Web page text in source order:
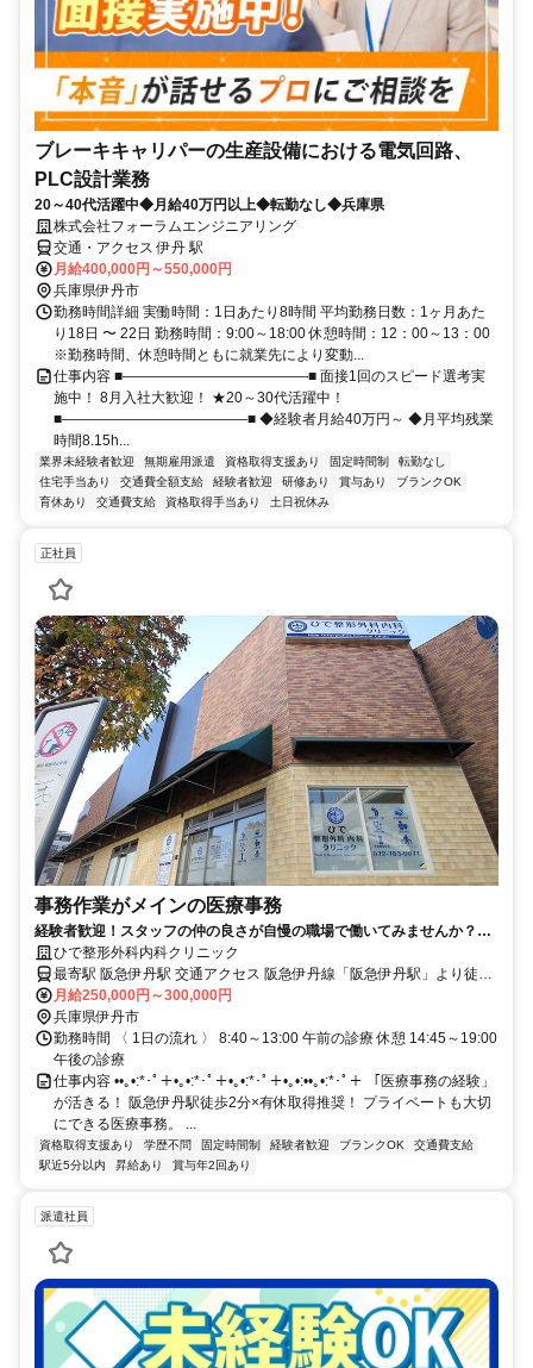
ブレーキキャリパーの生産設備における電気回路、
PLC設計業務
20～40代活躍中◆月給40万円以上◆転勤なし◆兵庫県
株式会社フォーラムエンジニアリング
交通・アクセス 伊丹 駅
月給400,000円～550,000円
兵庫県伊丹市
勤務時間詳細 実働時間：1日あたり8時間 平均勤務日数：1ヶ月あた
り18日 〜 22日 勤務時間：9:00～18:00 休憩時間：12：00～13：00
※勤務時間、休憩時間ともに就業先により変動...
仕事内容 ■―――――――――――――■ 面接1回のスピード選考実
施中！ 8月入社大歓迎！ ★20～30代活躍中！
■―――――――――――――■ ◆経験者月給40万円～ ◆月平均残業
時間8.15h...
業界未経験者歓迎 無期雇用派遣 資格取得支援あり 固定時間制
転勤なし
住宅手当あり
交通費全額支給 経験者歓迎 研修あり 賞与あり
ブランクOK
育休あり
交通費支給 資格取得手当あり 土日祝休み
正社員
事務作業がメインの医療事務
経験者歓迎！スタッフの仲の良さが自慢の職場で働いてみませんか？新
しいきれいなクリニックで駅チカ便利！
ひで整形外科内科クリニック
最寄駅 阪急伊丹駅 交通アクセス 阪急伊丹線「阪急伊丹駅」より徒歩
約2分 ✓駅近5分以内
月給250,000円～300,000円
兵庫県伊丹市
勤務時間 〈 1日の流れ 〉 8:40～13:00 午前の診療 休憩 14:45～19:00
午後の診療
仕事内容 ••｡•:*･ﾟ＋•｡•:*･ﾟ＋•｡•:*･ﾟ＋•｡•:••｡•:*･ﾟ＋ 「医療事務の経験」
が活きる！ 阪急伊丹駅徒歩2分×有休取得推奨！ プライベートも大切
にできる医療事務。 ...
資格取得支援あり 学歴不問 固定時間制 経験者歓迎 ブランクOK
交通費支給
駅近5分以内
昇給あり 賞与年2回あり
派遣社員